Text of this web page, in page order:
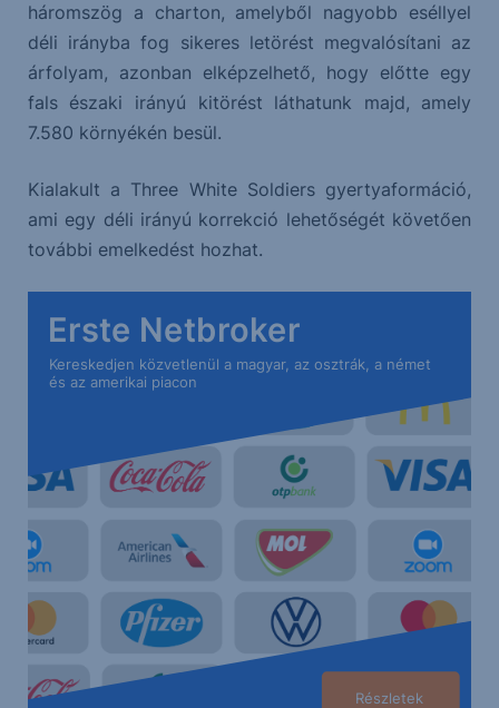
háromszög a charton, amelyből nagyobb eséllyel
déli irányba fog sikeres letörést megvalósítani az
árfolyam, azonban elképzelhető, hogy előtte egy
fals északi irányú kitörést láthatunk majd, amely
7.580 környékén besül.
Kialakult a Three White Soldiers gyertyaformáció,
ami egy déli irányú korrekció lehetőségét követően
további emelkedést hozhat.
Erste Netbroker
Kereskedjen közvetlenül a magyar, az osztrák, a német
és az amerikai piacon
Részletek